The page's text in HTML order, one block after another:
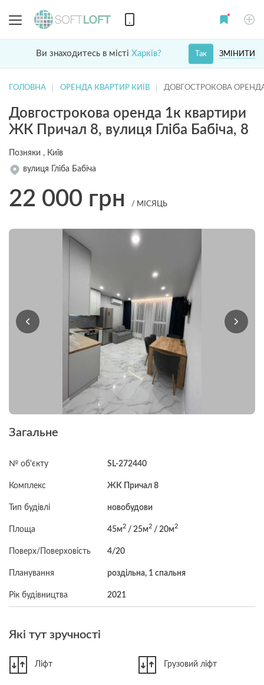
Ви знаходитесь в місті Харків? ЗМІНИТИ
Так
ГОЛОВНА ОРЕНДА КВАРТИР КИЇВ ДОВГОСТРОКОВА
Довгострокова оренда 1к квартири
ЖК Причал 8, вулиця Гліба Бабіча, 8
Позняки , Київ
вулиця Гліба Бабіча
22 000 грн / МІСЯЦЬ
Загальне
№ об'єкту SL-272440
Комплекс ЖК Причал 8
Тип будівлі новобудови
Площа 45м2 / 25м2 / 20м2
Поверх/Поверховість 4/20
Планування роздільна, 1 спальня
Рік будівництва 2021
Які тут зручності
Ліфт Грузовий ліфт